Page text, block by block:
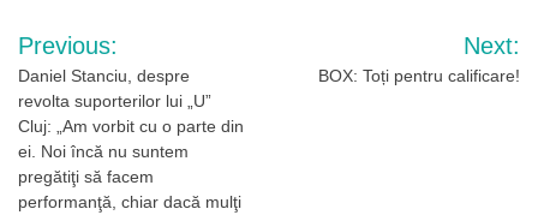
Navigare
în
articole
Previous:
Daniel Stanciu, despre
revolta suporterilor lui „U”
Cluj: „Am vorbit cu o parte din
ei. Noi încă nu suntem
pregătiţi să facem
performanţă, chiar dacă mulţi
Next:
BOX: Toți pentru calificare!